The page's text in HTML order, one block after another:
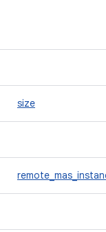
size